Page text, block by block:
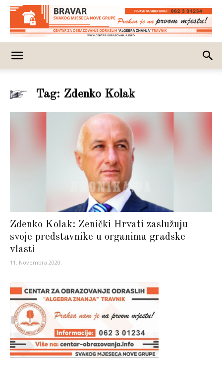
Tag: Zdenko Kolak
Zdenko Kolak: Zenički Hrvati zaslužuju
svoje predstavnike u organima gradske
vlasti
11. Novembra 2020.